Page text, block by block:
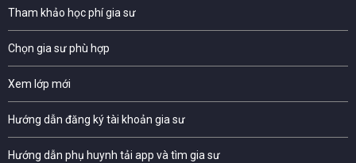
Tham khảo học phí gia sư
Chọn gia sư phù hợp
Xem lớp mới
Hướng dẫn đăng ký tài khoản gia sư
Hướng dẫn phụ huynh tải app và tìm gia sư